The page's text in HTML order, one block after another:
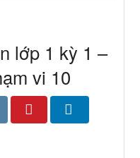
lớp 1 kỳ 1 –
vi 10